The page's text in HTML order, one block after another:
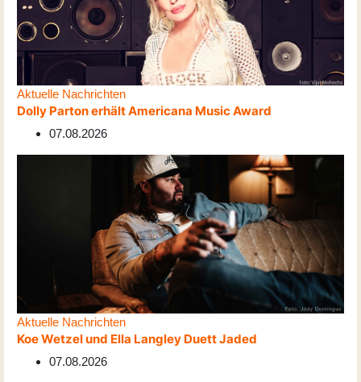
Aktuelle Nachrichten
Dolly Parton erhält Americana Music Award
07.08.2026
Aktuelle Nachrichten
Koe Wetzel und Ella Langley Duett Jaded
07.08.2026